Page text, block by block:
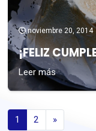
noviembre 20, 2014
¡FELIZ
Leer más
1 2 »